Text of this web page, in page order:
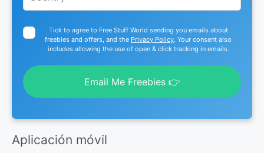
Tick to agree to Free Stuff World sending you emails about
freebies and offers, and the Privacy Policy. Your consent also
includes allowing the use of open & click tracking in emails.
Email Me Freebies 👉
Aplicación móvil